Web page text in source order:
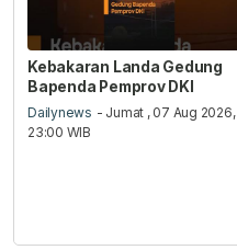
Kebakaran Landa Gedung
Bapenda Pemprov DKI
Dailynews - Jumat , 07 Aug 2026,
23:00 WIB